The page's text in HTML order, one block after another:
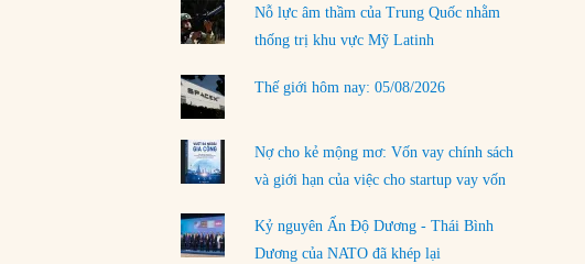
31/07/2026
phải chịu đựng?
30/07/2026
Tập tìm cách chôn vùi bê bối chấn động vòng
tròn thân cận của mình
LOAD MORE
Nỗ lực âm thầm của Trung Quốc nhằm
thống trị khu vực Mỹ Latinh
Thế giới hôm nay: 05/08/2026
Nợ cho kẻ mộng mơ: Vốn vay chính sách
và giới hạn của việc cho startup vay vốn
Kỷ nguyên Ấn Độ Dương - Thái Bình
Dương của NATO đã khép lại